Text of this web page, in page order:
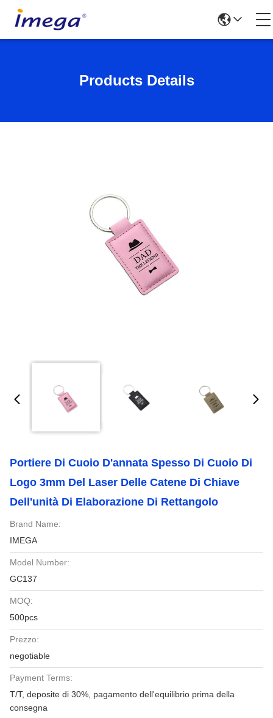
Products Details
Portiere Di Cuoio D'annata Spesso Di Cuoio Di
Logo 3mm Del Laser Delle Catene Di Chiave
Dell'unità Di Elaborazione Di Rettangolo
Brand Name:
IMEGA
Model Number:
GC137
MOQ:
500pcs
Prezzo:
negotiable
Payment Terms:
T/T, deposite di 30%, pagamento dell'equilibrio prima della
consegna